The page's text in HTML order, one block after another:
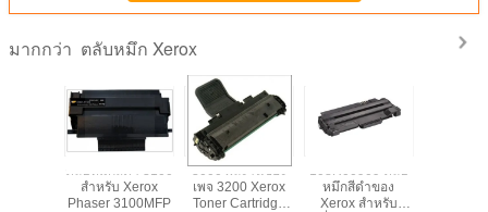
มากกว่า ตลับหมึก Xerox
สำหรับ Xerox
Phaser 3100MFP
3000 ผลงานของ
เพจ 3200 Xerox
Toner Cartridge
หมึกสีดำของ
Xerox สำหรับ